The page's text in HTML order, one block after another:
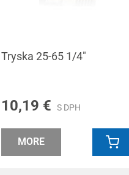
Tryska 25-65 1/4"
10,19 € S DPH
MORE